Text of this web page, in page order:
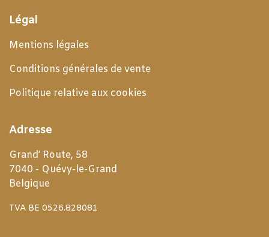
Légal
Mentions légales
Conditions générales de vente
Politique relative aux cookies
Adresse
Grand’ Route, 58
7040 - Quévy-le-Grand
Belgique
TVA BE 0526.828081